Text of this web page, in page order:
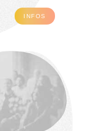
INFOS